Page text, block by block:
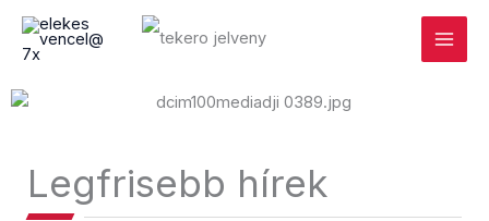
Skip
content
Main
Menu
Legfrisebb hírek